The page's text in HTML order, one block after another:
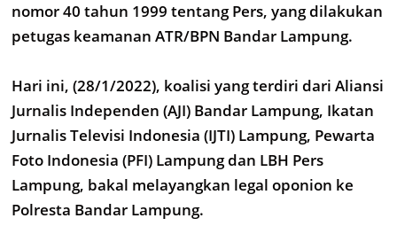
nomor 40 tahun 1999 tentang Pers, yang dilakukan
petugas keamanan ATR/BPN Bandar Lampung.
Hari ini, (28/1/2022), koalisi yang terdiri dari Aliansi
Jurnalis Independen (AJI) Bandar Lampung, Ikatan
Jurnalis Televisi Indonesia (IJTI) Lampung, Pewarta
Foto Indonesia (PFI) Lampung dan LBH Pers
Lampung, bakal melayangkan legal oponion ke
Polresta Bandar Lampung.